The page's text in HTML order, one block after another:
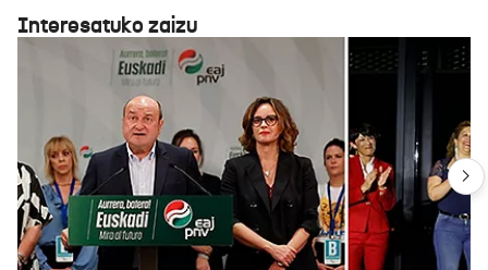
Interesatuko zaizu